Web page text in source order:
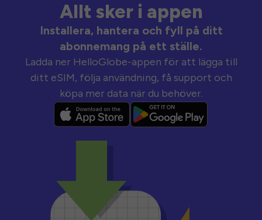
Allt sker i appen
Installera, hantera och fyll på ditt
abonnemang på ett ställe.
Ladda ner HelloGlobe-appen för att lägga till
ditt eSIM, följa användning, få support och
köpa mer data när du behöver.